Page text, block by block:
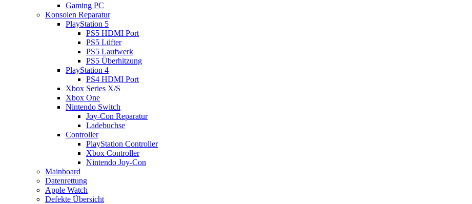
Gaming PC
Konsolen Reparatur
PlayStation 5
PS5 HDMI Port
PS5 Lüfter
PS5 Laufwerk
PS5 Überhitzung
PlayStation 4
PS4 HDMI Port
Xbox Series X/S
Xbox One
Nintendo Switch
Joy-Con Reparatur
Ladebuchse
Controller
PlayStation Controller
Xbox Controller
Nintendo Joy-Con
Mainboard
Datenrettung
Apple Watch
Defekte Übersicht